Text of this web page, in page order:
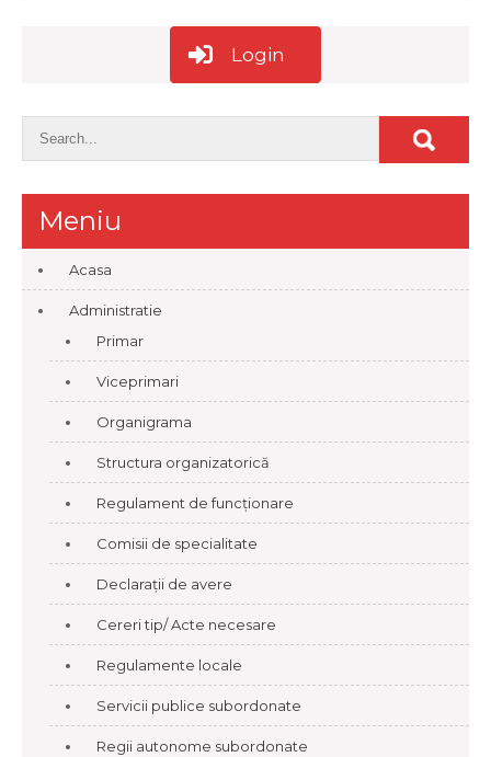
Login
Meniu
Acasa
Administratie
Primar
Viceprimari
Organigrama
Structura organizatorică
Regulament de funcționare
Comisii de specialitate
Declarații de avere
Cereri tip/ Acte necesare
Regulamente locale
Servicii publice subordonate
Regii autonome subordonate